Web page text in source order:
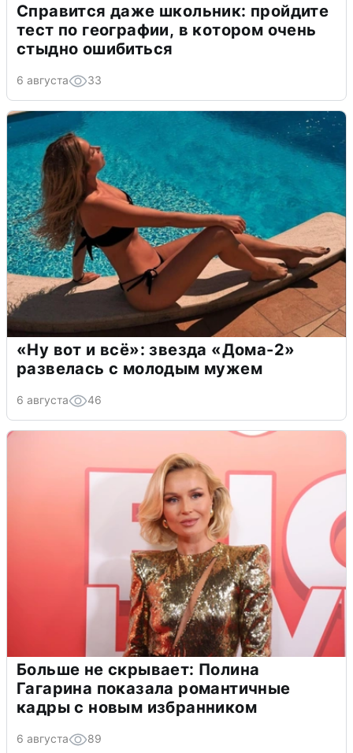
Справится даже школьник: пройдите
тест по географии, в котором очень
стыдно ошибиться
6 августа 33
«Ну вот и всё»: звезда «Дома-2»
развелась с молодым мужем
6 августа 46
Больше не скрывает: Полина
Гагарина показала романтичные
кадры с новым избранником
6 августа 89